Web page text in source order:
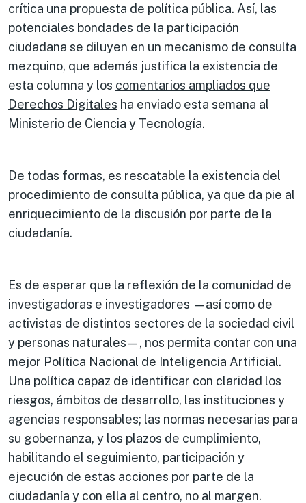
crítica una propuesta de política pública. Así, las
potenciales bondades de la participación
ciudadana se diluyen en un mecanismo de consulta
mezquino, que además justifica la existencia de
esta columna y los comentarios ampliados que
Derechos Digitales ha enviado esta semana al
Ministerio de Ciencia y Tecnología.
De todas formas, es rescatable la existencia del
procedimiento de consulta pública, ya que da pie al
enriquecimiento de la discusión por parte de la
ciudadanía.
Es de esperar que la reflexión de la comunidad de
investigadoras e investigadores —así como de
activistas de distintos sectores de la sociedad civil
y personas naturales—, nos permita contar con una
mejor Política Nacional de Inteligencia Artificial.
Una política capaz de identificar con claridad los
riesgos, ámbitos de desarrollo, las instituciones y
agencias responsables; las normas necesarias para
su gobernanza, y los plazos de cumplimiento,
habilitando el seguimiento, participación y
ejecución de estas acciones por parte de la
ciudadanía y con ella al centro, no al margen.